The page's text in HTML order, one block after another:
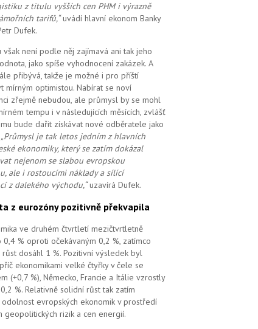
z titulu vyšších cen PHM i výrazně
tarifů,“uvádí hlavní ekonom Banky
Dufek.
však není podle něj zajímavá ani tak jeho
jako spíše vyhodnocení zakázek. A
přibývá, takže je možné i pro příští
mírným optimistou. Nabírat se noví
zřejmě nebudou, ale průmysl by se mohl
tempu i v následujících měsících, zvlášť
bude dařit získávat nové odběratele jako
„Průmysl je tak letos jedním z hlavních
ekonomiky, který se zatím dokázal
nejenom se slabou evropskou
ale i rostoucími náklady a sílící
z dalekého východu,“uzavírá Dufek.
z eurozóny pozitivně překvapila
ve druhém čtvrtletí mezičtvrtletně
% oproti očekávaným 0,2 %, zatímco
dosáhl 1 %. Pozitivní výsledek byl
ekonomikami velké čtyřky v čele se
(+0,7 %), Německo, Francie a Itálie vzrostly
%. Relativně solidní růst tak zatím
evropských ekonomik v prostředí
geopolitických rizik a cen energií.